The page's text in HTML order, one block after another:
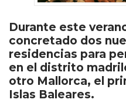
Durante este
concretado dos
residencias para
en el distrito
otro Mallorca, el
Islas Baleares.